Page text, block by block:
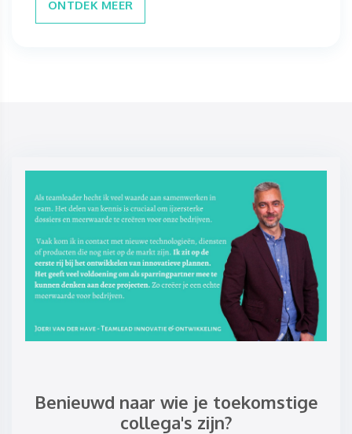
ONTDEK MEER
Benieuwd naar wie je toekomstige
​​​​​​​collega's zijn?